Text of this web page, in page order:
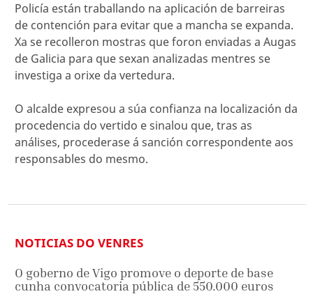
Policía están traballando na aplicación de barreiras
de contención para evitar que a mancha se expanda.
Xa se recolleron mostras que foron enviadas a Augas
de Galicia para que sexan analizadas mentres se
investiga a orixe da vertedura.
O alcalde expresou a súa confianza na localización da
procedencia do vertido e sinalou que, tras as
análises, procederase á sanción correspondente aos
responsables do mesmo.
NOTICIAS DO VENRES
O goberno de Vigo promove o deporte de base
cunha convocatoria pública de 550.000 euros